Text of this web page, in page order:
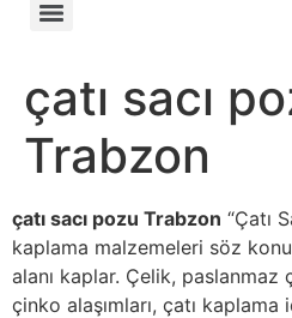
çatı sacı
Trabzon
çatı sacı pozu Trabzon “Çatı
kaplama malzemeleri söz
alanı kaplar. Çelik, paslanmaz
çinko alaşımları, çatı kaplama